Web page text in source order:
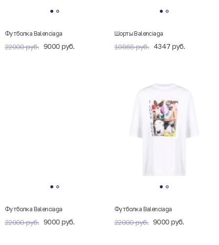
Футболка Balenciaga
22000 руб. 9000 руб.
Шорты Balenciaga
10868 руб. 4347 руб.
Футболка Balenciaga
22000 руб. 9000 руб.
Футболка Balenciaga
22000 руб. 9000 руб.